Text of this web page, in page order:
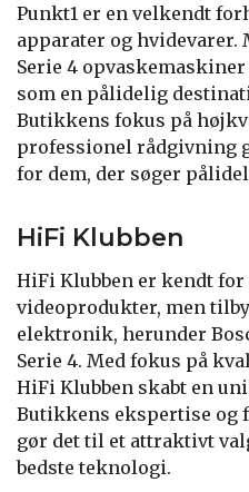
Punkt1 er en velkendt
apparater og hvidevarer.
Serie 4
som en pålidelig
Butikkens fokus på
professionel rådgivning
for dem, der søger
HiFi Klubben
HiFi Klubben er kendt
videoprodukter, men
elektronik, herunder
Serie 4. Med fokus på
HiFi Klubben skabt en
Butikkens ekspertise og
gør det til et attraktivt
bedste teknologi.